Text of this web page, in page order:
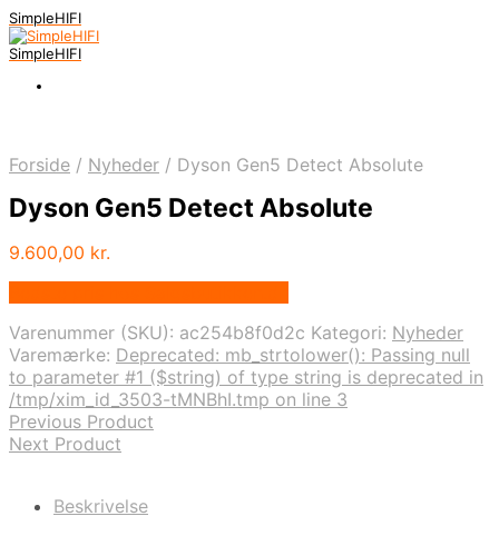
SimpleHIFI
SimpleHIFI
Forside / Nyheder / Dyson Gen5 Detect Absolute
Dyson Gen5 Detect Absolute
9.600,00 kr.
Varenummer (SKU): ac254b8f0d2c Kategori: Nyheder
Varemærke: Deprecated: mb_strtolower(): Passing null
to parameter #1 ($string) of type string is deprecated in
/tmp/xim_id_3503-tMNBhI.tmp on line 3
Previous Product
Next Product
Beskrivelse